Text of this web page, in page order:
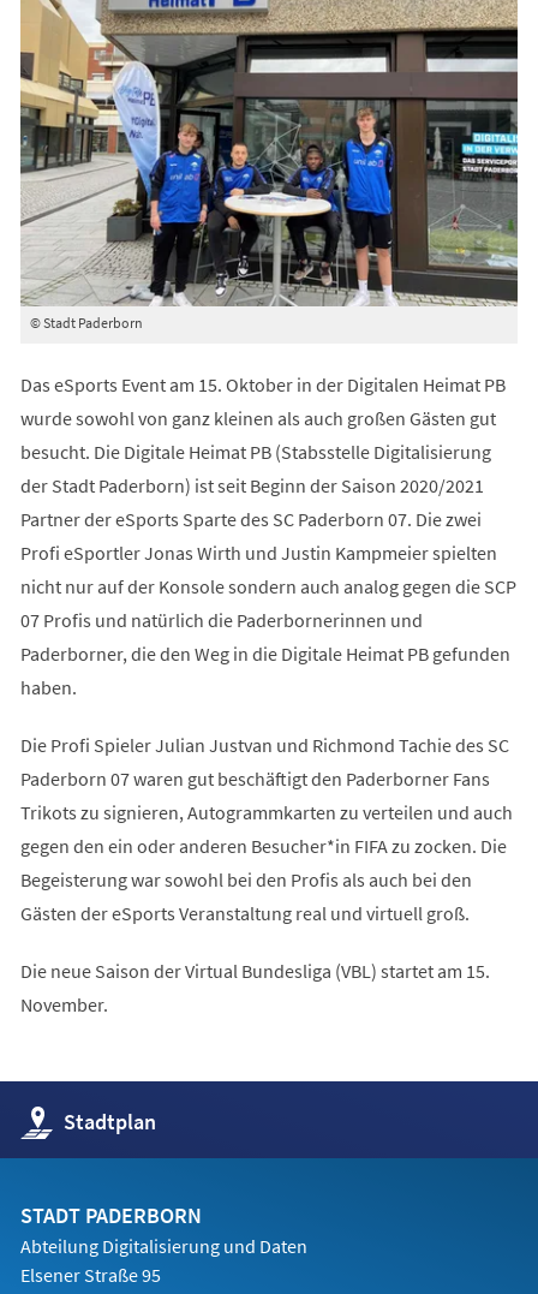
© Stadt Paderborn
Das eSports Event am 15. Oktober in der Digitalen Heimat PB
wurde sowohl von ganz kleinen als auch großen Gästen gut
besucht. Die Digitale Heimat PB (Stabsstelle Digitalisierung
der Stadt Paderborn) ist seit Beginn der Saison 2020/2021
Partner der eSports Sparte des SC Paderborn 07. Die zwei
Profi eSportler Jonas Wirth und Justin Kampmeier spielten
nicht nur auf der Konsole sondern auch analog gegen die SCP
07 Profis und natürlich die Paderbornerinnen und
Paderborner, die den Weg in die Digitale Heimat PB gefunden
haben.
Die Profi Spieler Julian Justvan und Richmond Tachie des SC
Paderborn 07 waren gut beschäftigt den Paderborner Fans
Trikots zu signieren, Autogrammkarten zu verteilen und auch
gegen den ein oder anderen Besucher*in FIFA zu zocken. Die
Begeisterung war sowohl bei den Profis als auch bei den
Gästen der eSports Veranstaltung real und virtuell groß.
Die neue Saison der Virtual Bundesliga (VBL) startet am 15.
November.
Stadtplan
(Öffnet
in
einem
Tab)
STADT PADERBORN
Abteilung Digitalisierung und Daten
Elsener Straße 95